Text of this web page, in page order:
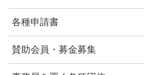
各種申請書
賛助会員・募金募集